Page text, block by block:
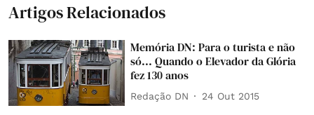
Artigos Relacionados
Memória DN: Para o turista e não
só... Quando o Elevador da Glória
fez 130 anos
Redação DN 24 Out 2015